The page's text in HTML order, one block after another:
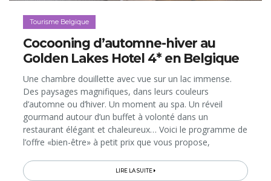
Tourisme Belgique
Cocooning d’automne-hiver au
Golden Lakes Hotel 4* en Belgique
Une chambre douillette avec vue sur un lac immense.
Des paysages magnifiques, dans leurs couleurs
d’automne ou d’hiver. Un moment au spa. Un réveil
gourmand autour d’un buffet à volonté dans un
restaurant élégant et chaleureux… Voici le programme de
l’offre «bien-être» à petit prix que vous propose,
Golden Lakes Hotel 4*. Direction les lacs...
LIRE LA SUITE